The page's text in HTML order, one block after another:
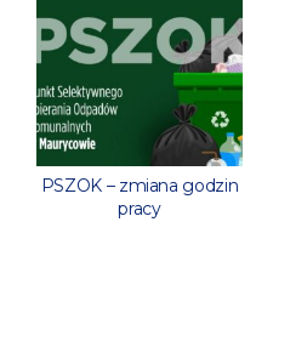
PSZOK – zmiana godzin
pracy